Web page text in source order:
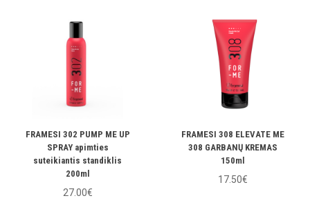
FRAMESI 302 PUMP ME UP
SPRAY apimties
suteikiantis standiklis
200ml
27.00€
FRAMESI 308 ELEVATE ME
308 GARBANŲ KREMAS
150ml
17.50€